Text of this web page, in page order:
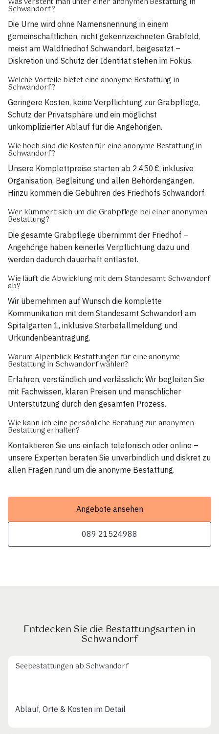
Schwandorf?
Die Urne wird ohne Namensnennung in einem
gemeinschaftlichen, nicht gekennzeichneten Grabfeld,
meist am Waldfriedhof Schwandorf, beigesetzt –
Diskretion und Schutz der Identität stehen im Fokus.
Welche Vorteile bietet eine anonyme Bestattung in
Schwandorf?
Geringere Kosten, keine Verpflichtung zur Grabpflege,
Schutz der Privatsphäre und ein möglichst
unkomplizierter Ablauf für die Angehörigen.
Wie hoch sind die Kosten für eine anonyme Bestattung in
Schwandorf?
Unsere Komplettpreise starten ab 2.450 €, inklusive
Organisation, Begleitung und allen Behördengängen.
Hinzu kommen die Gebühren des Friedhofs Schwandorf.
Wer kümmert sich um die Grabpflege bei einer anonymen
Bestattung?
Die gesamte Grabpflege übernimmt der Friedhof –
Angehörige haben keinerlei Verpflichtung dazu und
werden dadurch dauerhaft entlastet.
Wie läuft die Abwicklung mit dem Standesamt Schwandorf
ab?
Wir übernehmen auf Wunsch die komplette
Kommunikation mit dem Standesamt Schwandorf am
Spitalgarten 1, inklusive Sterbefallmeldung und
Urkundenbeantragung.
Warum Alpenblick Bestattungen für eine anonyme
Bestattung in Schwandorf wählen?
Erfahren, verständlich und verlässlich: Wir begleiten Sie
mit Fachwissen, klaren Preisen und menschlicher
Unterstützung durch den gesamten Prozess.
Wie kann ich eine persönliche Beratung zur anonymen
Bestattung erhalten?
Kontaktieren Sie uns einfach telefonisch oder online –
unsere Experten beraten Sie unverbindlich und diskret zu
allen Fragen rund um die anonyme Bestattung.
Angebote ansehen
089 21524988
Entdecken Sie die Bestattungsarten in
Schwandorf
Seebestattungen ab Schwandorf
Ablauf, Orte & Kosten im Detail